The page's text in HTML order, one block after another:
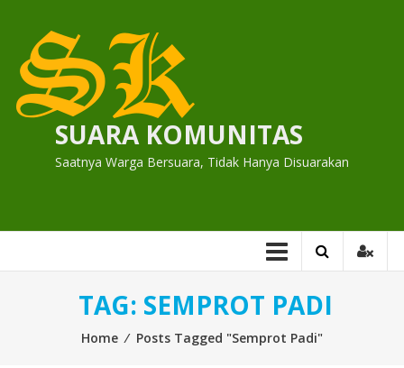
content
SUARA KOMUNITAS
Saatnya Warga Bersuara, Tidak Hanya Disuarakan
TAG: SEMPROT PADI
Home ⁄ Posts Tagged "Semprot Padi"